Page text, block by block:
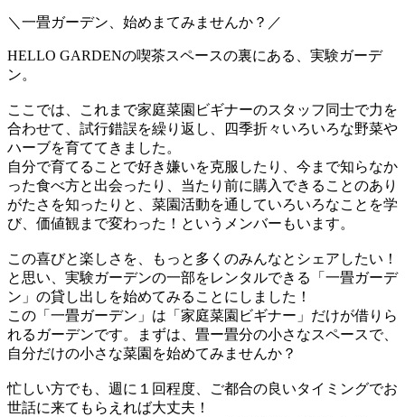
＼一畳ガーデン、始めまてみませんか？／
HELLO GARDENの喫茶スペースの裏にある、実験ガーデ
ン。
ここでは、これまで家庭菜園ビギナーのスタッフ同士で力を
合わせて、試行錯誤を繰り返し、四季折々いろいろな野菜や
ハーブを育ててきました。
自分で育てることで好き嫌いを克服したり、今まで知らなか
った食べ方と出会ったり、当たり前に購入できることのあり
がたさを知ったりと、菜園活動を通していろいろなことを学
び、価値観まで変わった！というメンバーもいます。
この喜びと楽しさを、もっと多くのみんなとシェアしたい！
と思い、実験ガーデンの一部をレンタルできる「一畳ガーデ
ン」の貸し出しを始めてみることにしました！
この「一畳ガーデン」は「家庭菜園ビギナー」だけが借りら
れるガーデンです。まずは、畳ー畳分の小さなスペースで、
自分だけの小さな菜園を始めてみませんか？
忙しい方でも、週に１回程度、ご都合の良いタイミングでお
世話に来てもらえれば大丈夫！